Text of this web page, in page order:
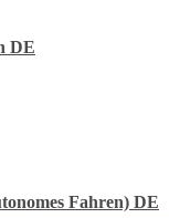
DE
Fahren) DE